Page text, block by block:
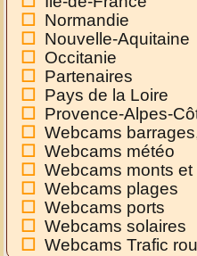
Normandie
Nouvelle-Aquitaine
Occitanie
Partenaires
Pays de la Loire
Provence-Alpes-
Webcams
Webcams météo
Webcams monts
Webcams plages
Webcams ports
Webcams solaires
Webcams Trafic